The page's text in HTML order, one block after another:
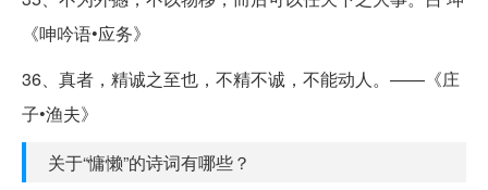
《呻吟语•应务》
36、真者，精诚之至也，不精不诚，不能动人。——《庄
子•渔夫》
关于“慵懒”的诗词有哪些？